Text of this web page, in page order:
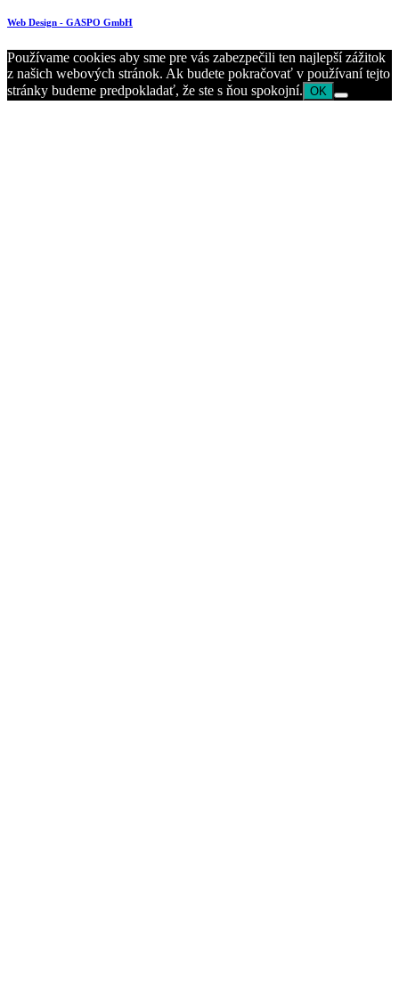
Web Design - GASPO GmbH
Používame cookies aby sme pre vás zabezpečili ten najlepší zážitok
z našich webových stránok. Ak budete pokračovať v používaní tejto
stránky budeme predpokladať, že ste s ňou spokojní. OK